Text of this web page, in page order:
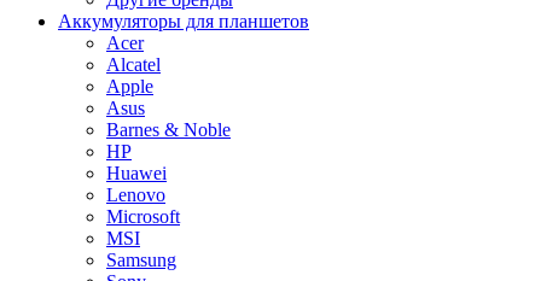
Аккумуляторы для планшетов
Acer
Alcatel
Apple
Asus
Barnes & Noble
HP
Huawei
Lenovo
Microsoft
MSI
Samsung